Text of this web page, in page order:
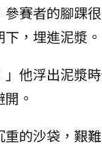
參賽者的腳踝
，埋進泥漿。
」他浮出泥漿
。
重的沙袋，艱